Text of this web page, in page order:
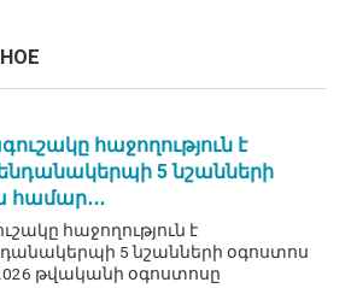
հաջողություն է
5 նշանների
հաջողություն է
5 նշանների օգոստոս
թվականի օգոստոսը